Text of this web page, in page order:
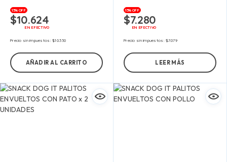
15% OFF
$10.624
EN EFECTIVO
Precio sin impuestos:$10.330
AÑADIR AL CARRITO
15% OFF
$7.280
EN EFECTIVO
Precio sin impuestos:$7.079
LEER MÁS